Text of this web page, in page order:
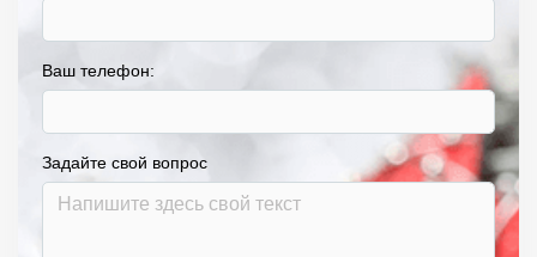
Ваш телефон:
Задайте свой вопрос